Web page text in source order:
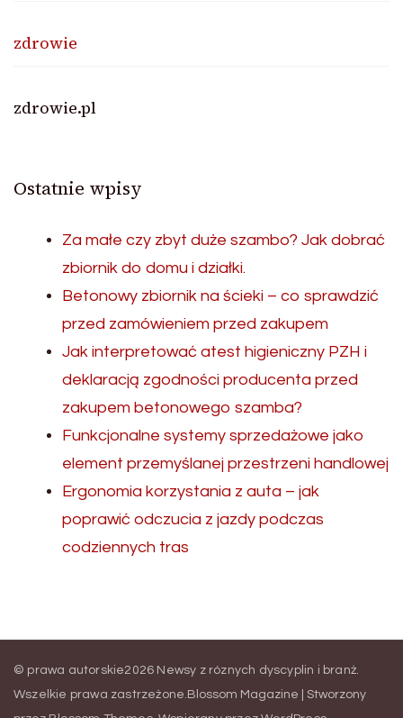
zdrowie
zdrowie.pl
Ostatnie wpisy
Za małe czy zbyt duże szambo? Jak dobrać
zbiornik do domu i działki.
Betonowy zbiornik na ścieki – co sprawdzić
przed zamówieniem przed zakupem
Jak interpretować atest higieniczny PZH i
deklaracją zgodności producenta przed
zakupem betonowego szamba?
Funkcjonalne systemy sprzedażowe jako
element przemyślanej przestrzeni handlowej
Ergonomia korzystania z auta – jak
poprawić odczucia z jazdy podczas
codziennych tras
© prawa autorskie2026 Newsy z róznych dyscyplin i branż.
Wszelkie prawa zastrzeżone. Blossom Magazine | Stworzony